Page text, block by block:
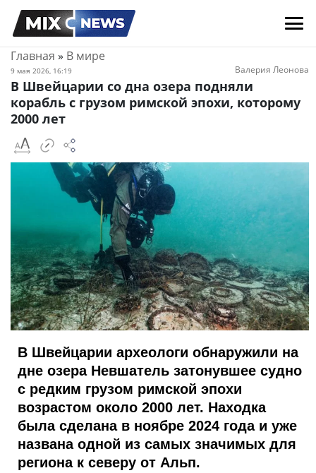
Главная » В мире
9 мая 2026, 16:19 Валерия Леонова
В Швейцарии со дна озера подняли
корабль с грузом римской эпохи, которому
2000 лет
В Швейцарии археологи обнаружили на
дне озера Невшатель затонувшее судно
с редким грузом римской эпохи
возрастом около 2000 лет. Находка
была сделана в ноябре 2024 года и уже
названа одной из самых значимых для
региона к северу от Альп.